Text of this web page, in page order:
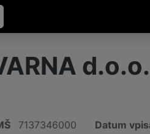
d.o.o.
7137346000 Datum